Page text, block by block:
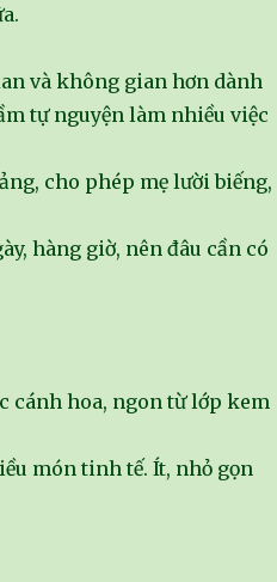
và không gian hơn dành
tự nguyện làm nhiều việc
cho phép mẹ lười biếng,
hàng giờ, nên đâu cần có
cánh hoa, ngon từ lớp kem
món tinh tế. Ít, nhỏ gọn